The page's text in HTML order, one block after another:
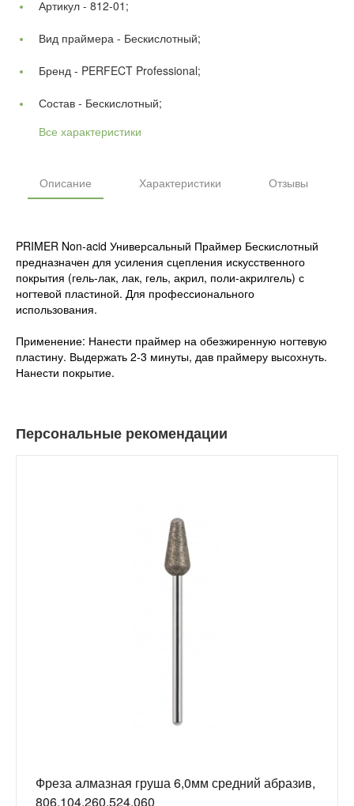
Артикул - 812-01;
Вид праймера - Бескислотный;
Бренд - PERFECT Professional;
Состав - Бескислотный;
Все характеристики
Описание Характеристики Отзывы
PRIMER Non-acid Универсальный Праймер Бескислотный
предназначен для усиления сцепления искусственного
покрытия (гель-лак, лак, гель, акрил, поли-акрилгель) с
ногтевой пластиной. Для профессионального
использования.
Применение: Нанести праймер на обезжиренную ногтевую
пластину. Выдержать 2-3 минуты, дав праймеру высохнуть.
Нанести покрытие.
Персональные рекомендации
Фреза алмазная груша 6,0мм средний абразив,
806.104.260.524.060